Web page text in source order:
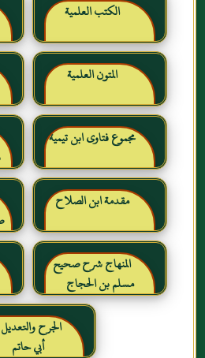
الكتب العلمية
المتون العلمية
مجموع فتاوى ابن تيمية
مقدمة ابن الصلاح
المنهاج شرح صحيح
مسلم بن الحجاج
الجرح
أبي حاتم